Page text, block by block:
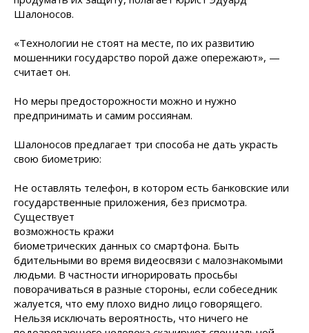
Шалоносов.
«Технологии не стоят на месте, по их развитию
мошенники государство порой даже опережают», —
считает он.
Но меры предосторожности можно и нужно
предпринимать и самим россиянам.
Шалоносов предлагает три способа не дать украсть
свою биометрию:
Не оставлять телефон, в котором есть банковские или
государственные приложения, без присмотра.
Существует
возможность кражи
биометрических данных со смартфона. Быть
бдительными во время видеосвязи с малознакомыми
людьми. В частности игнорировать просьбы
поворачиваться в разные стороны, если собеседник
жалуется, что ему плохо видно лицо говорящего.
Нельзя исключать вероятность, что ничего не